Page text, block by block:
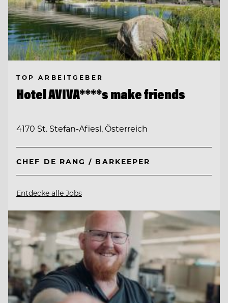
TOP ARBEITGEBER
Hotel AVIVA****s make friends
4170 St. Stefan-Afiesl, Österreich
CHEF DE RANG / BARKEEPER
Entdecke alle Jobs